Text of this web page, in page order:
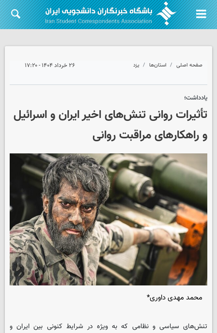
صفحه اصلی استان‌ها یزد ۲۶ خرداد ۱۴۰۴ - ۱۷:۲۰
یادداشت؛
تأثیرات روانی تنش‌های اخیر ایران و اسرائیل
و راهکارهای مراقبت روانی
محمد مهدی داوری*
تنش‌های سیاسی و نظامی که به ویژه در شرایط کنونی بین ایران و